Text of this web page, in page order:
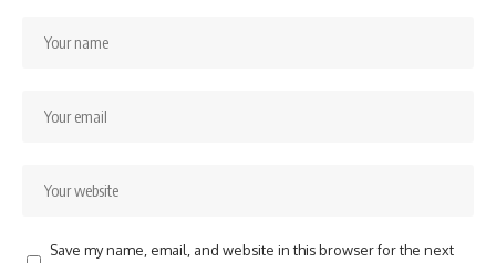
Save my name, email, and website in this browser for the next